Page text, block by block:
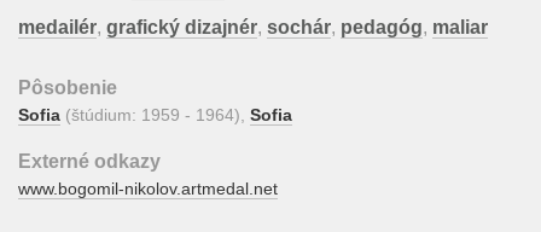
medailér, grafický dizajnér, sochár, pedagóg, maliar
Pôsobenie
Sofia (štúdium: 1959 - 1964), Sofia
Externé odkazy
www.bogomil-nikolov.artmedal.net